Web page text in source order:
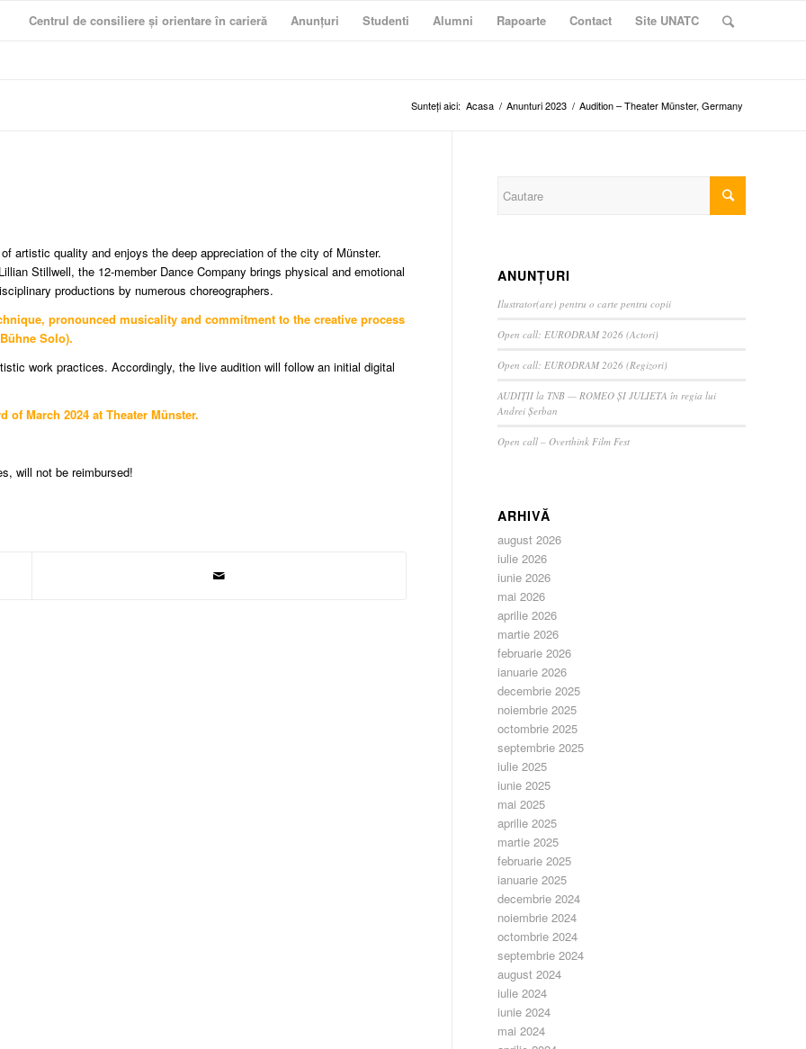
Centrul de consiliere și orientare în carieră Anunțuri Studenti Alumni Rapoarte Contact Site UNATC
Sunteți aici: Acasa / Anunturi 2023 / Audition – Theater Münster, Germany
artistic quality and enjoys the deep appreciation of the city of Münster.
Stillwell, the 12-member Dance Company brings physical and emotional
productions by numerous choreographers.
pronounced musicality and commitment to the creative process
Solo).
work practices. Accordingly, the live audition will follow an initial digital
March 2024 at Theater Münster.
will not be reimbursed!
ANUNȚURI
Ilustrator(are) pentru o carte pentru copii
Open call: EURODRAM 2026 (Actori)
Open call: EURODRAM 2026 (Regizori)
AUDIȚII la TNB — ROMEO ȘI JULIETA în regia lui
Andrei Șerban
Open call – Overthink Film Fest
ARHIVĂ
august 2026
iulie 2026
iunie 2026
mai 2026
aprilie 2026
martie 2026
februarie 2026
ianuarie 2026
decembrie 2025
noiembrie 2025
octombrie 2025
septembrie 2025
iulie 2025
iunie 2025
mai 2025
aprilie 2025
martie 2025
februarie 2025
ianuarie 2025
decembrie 2024
noiembrie 2024
octombrie 2024
septembrie 2024
august 2024
iulie 2024
iunie 2024
mai 2024